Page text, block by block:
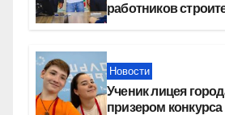
работников
Новости
Ученик лицея
призером